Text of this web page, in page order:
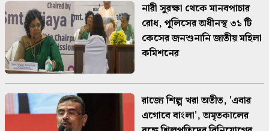
নারী সুরক্ষা থেকে মানবপাচার
রোধ, পুলিসের অধীনস্থ ৩১ টি
কেসের জনশুনানি জাতীয় মহিলা
কমিশনের
রাজ্যে শিল্প খরা অতীত, 'এবার
এগোবে বাংলা', অমৃতকালের